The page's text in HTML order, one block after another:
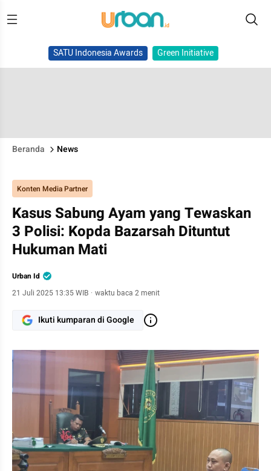
SATU Indonesia Awards Green Initiative
Beranda News
Konten Media Partner
Kasus Sabung Ayam yang Tewaskan
3 Polisi: Kopda Bazarsah Dituntut
Hukuman Mati
Urban Id
21 Juli 2025 13:35 WIB · waktu baca 2 menit
Ikuti kumparan di Google